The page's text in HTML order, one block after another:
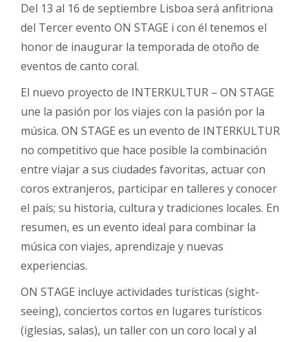
Del 13 al 16 de septiembre Lisboa será anfitriona
del Tercer evento ON STAGE i con él tenemos el
honor de inaugurar la temporada de otoño de
eventos de canto coral.
El nuevo proyecto de INTERKULTUR – ON STAGE
une la pasión por los viajes con la pasión por la
música. ON STAGE es un evento de INTERKULTUR
no competitivo que hace posible la combinación
entre viajar a sus ciudades favoritas, actuar con
coros extranjeros, participar en talleres y conocer
el país; su historia, cultura y tradiciones locales. En
resumen, es un evento ideal para combinar la
música con viajes, aprendizaje y nuevas
experiencias.
ON STAGE incluye actividades turísticas (sight-
seeing), conciertos cortos en lugares turísticos
(iglesias, salas), un taller con un coro local y al